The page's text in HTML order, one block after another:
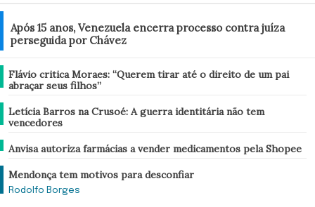
Após 15 anos, Venezuela encerra processo contra juíza
perseguida por Chávez
Brasil
Flávio critica Moraes: “Querem tirar até o direito de um pai
abraçar seus filhos”
Brasil
Letícia Barros na Crusoé: A guerra identitária não tem
vencedores
Brasil
Anvisa autoriza farmácias a vender medicamentos pela Shopee
Análise
Mendonça tem motivos para desconfiar
Rodolfo Borges